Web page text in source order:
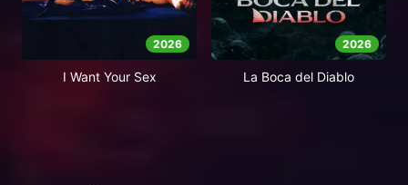
2026
I Want Your Sex
2026
La Boca del Diablo